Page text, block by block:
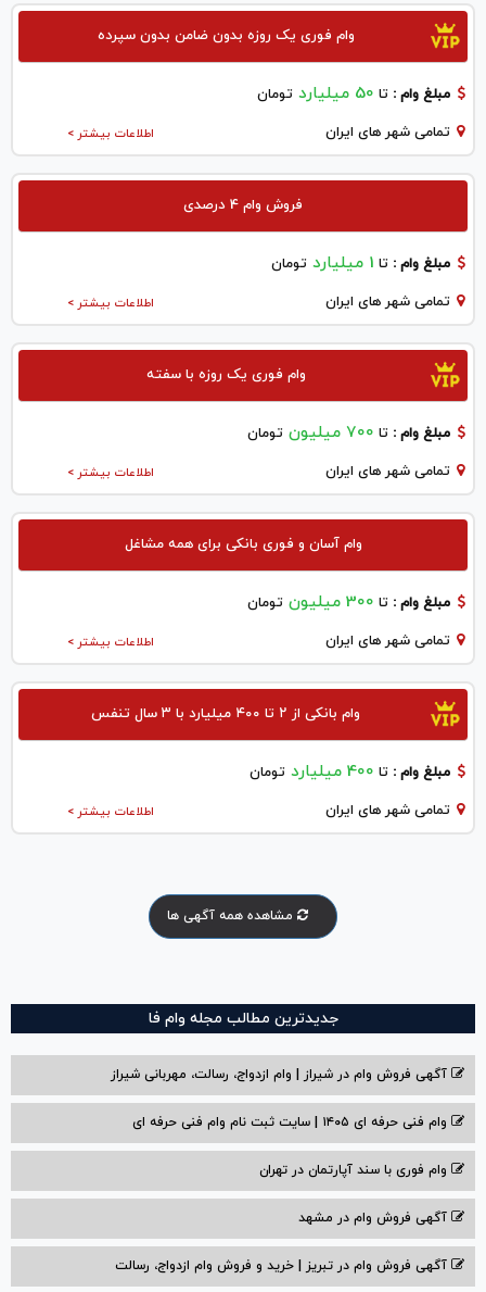
وام فوری یک روزه بدون ضامن بدون سپرده
مبلغ وام : تا 50 میلیارد تومان
اطلاعات بیشتر > تمامی شهر های ایران
فروش وام 4 درصدی
مبلغ وام : تا 1 میلیارد تومان
اطلاعات بیشتر > تمامی شهر های ایران
وام فوری یک روزه با سفته
مبلغ وام : تا 700 میلیون تومان
اطلاعات بیشتر > تمامی شهر های ایران
وام آسان و فوری بانکی برای همه مشاغل
مبلغ وام : تا 300 میلیون تومان
اطلاعات بیشتر > تمامی شهر های ایران
وام بانکی از ۲ تا ۴۰۰ میلیارد با ۳ سال تنفس
مبلغ وام : تا 400 میلیارد تومان
اطلاعات بیشتر > تمامی شهر های ایران
مشاهده همه آگهی ها
جدیدترین مطالب مجله وام فا
آگهی فروش وام در شیراز | وام ازدواج، رسالت، مهربانی شیراز
وام فنی حرفه ای ۱۴۰۵ | سایت ثبت نام وام فنی حرفه ای
وام فوری با سند آپارتمان در تهران
آگهی فروش وام در مشهد
آگهی فروش وام در تبریز | خرید و فروش وام ازدواج، رسالت